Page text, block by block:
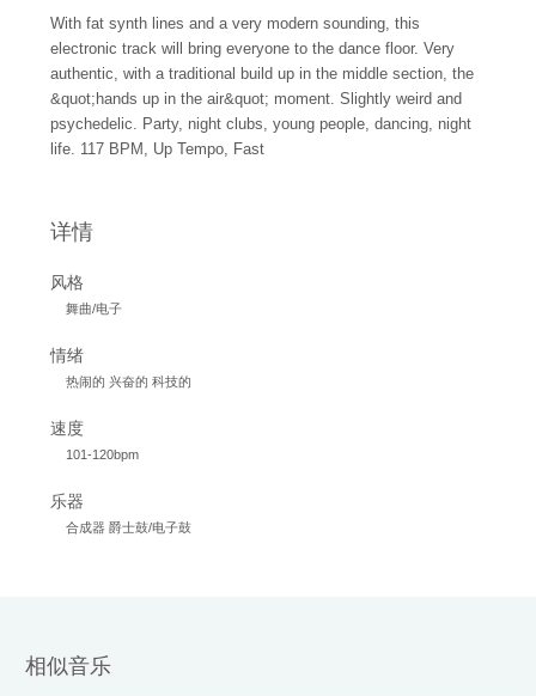
With fat synth lines and a very modern sounding, this
electronic track will bring everyone to the dance floor. Very
authentic, with a traditional build up in the middle section, the
&quot;hands up in the air&quot; moment. Slightly weird and
psychedelic. Party, night clubs, young people, dancing, night
life. 117 BPM, Up Tempo, Fast
详情
风格
舞曲/电子
情绪
热闹的 兴奋的 科技的
速度
101-120bpm
乐器
合成器 爵士鼓/电子鼓
相似音乐